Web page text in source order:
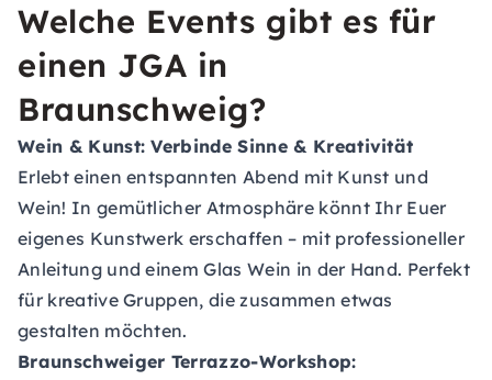
Welche Events gibt es für
einen JGA in
Braunschweig?
Wein & Kunst: Verbinde Sinne & Kreativität
Erlebt einen entspannten Abend mit Kunst und
Wein! In gemütlicher Atmosphäre könnt Ihr Euer
eigenes Kunstwerk erschaffen – mit professioneller
Anleitung und einem Glas Wein in der Hand. Perfekt
für kreative Gruppen, die zusammen etwas
gestalten möchten.
Braunschweiger Terrazzo-Workshop: